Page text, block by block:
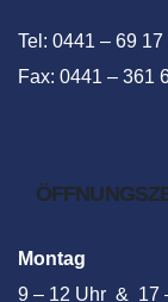
Tel: 0441 – 69 17
Fax: 0441 – 361
Montag
9 – 12 Uhr & 17